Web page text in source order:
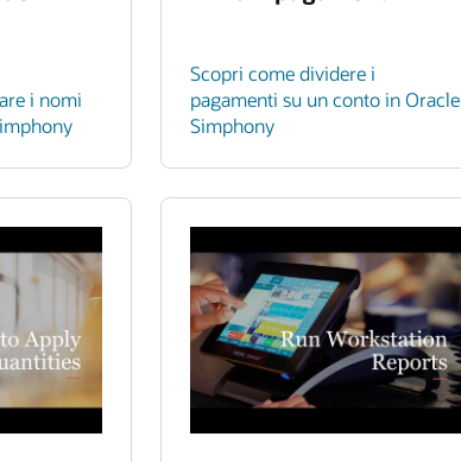
i nomi
Scopri come dividere i
pagamenti su un conto in Oracle
Simphony